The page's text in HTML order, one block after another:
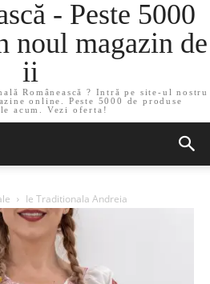
- Peste 5000
noul magazin de
ii
Românească ? Intră pe site-ul nostru
online. Peste 5000 de produse
acum. Vezi oferta!
Ie Traditionala Andreia